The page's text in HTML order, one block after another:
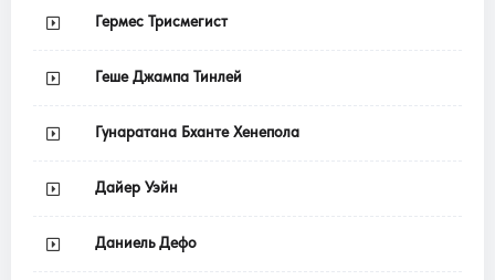
Гермес Трисмегист
Геше Джампа Тинлей
Гунаратана Бханте Хенепола
Дайер Уэйн
Даниель Дефо